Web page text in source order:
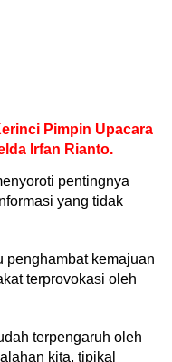
Pimpin Upacara
Irfan Rianto.
pentingnya
yang tidak
penghambat kemajuan
terprovokasi oleh
terpengaruh oleh
kita, tipikal